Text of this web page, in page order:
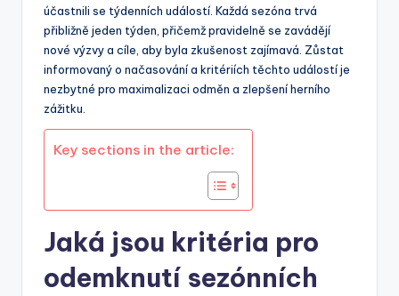
účastnili se týdenních událostí. Každá sezóna trvá
přibližně jeden týden, přičemž pravidelně se zavádějí
nové výzvy a cíle, aby byla zkušenost zajímavá. Zůstat
informovaný o načasování a kritériích těchto událostí je
nezbytné pro maximalizaci odměn a zlepšení herního
zážitku.
Key sections in the article:
Jaká jsou kritéria pro
odemknutí sezónních